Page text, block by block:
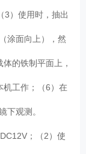
3）使用时，抽出
涂面向上），然
的铁制平面上，
机工作；（6）在
下观测。
；（2）使